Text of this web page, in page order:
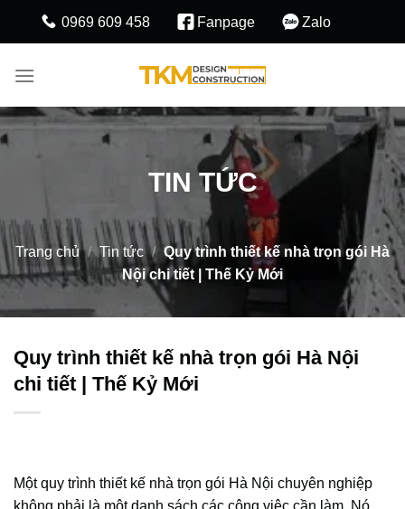
0969 609 458 Fanpage Zalo
TIN TỨC
Trang chủ / Tin tức / Quy trình thiết kế nhà trọn gói Hà
Nội chi tiết | Thế Kỷ Mới
Quy trình thiết kế nhà trọn gói Hà Nội
chi tiết | Thế Kỷ Mới
Một quy trình thiết kế nhà trọn gói Hà Nội chuyên nghiệp
không phải là một danh sách các công việc cần làm. Nó